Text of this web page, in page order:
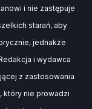
i nie zastępuje
starań, aby
jednakże
i wydawca
z zastosowania
który nie prowadzi